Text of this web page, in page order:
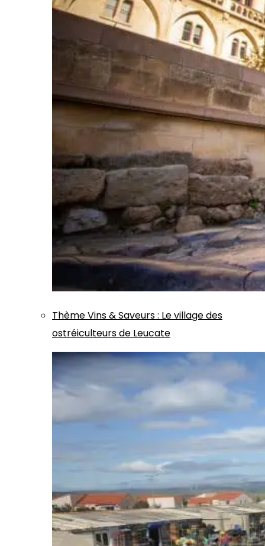
ThèmeVins & Saveurs: Le village des
ostréiculteurs de Leucate